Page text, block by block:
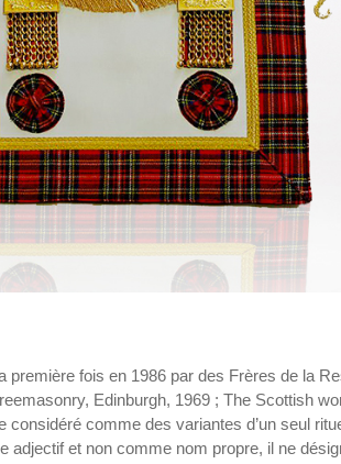
première fois en 1986 par des Frères de la
Edinburgh, 1969 ; The Scottish
comme des variantes d’un seul
adjectif et non comme nom propre, il ne